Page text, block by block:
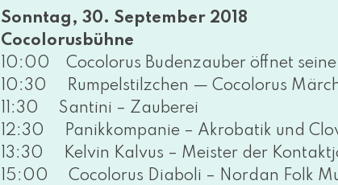
Sonntag, 30. September 2018
Cocolorusbühne
10:00 Cocolorus Budenzauber öff­net sei­ne
10:30 Rumpelstilzchen — Cocolorus
11:30 Santini – Zauberei
12:30 Panikkompanie – Akrobatik und
13:30 Kelvin Kalvus – Meister der
15:00 Cocolorus Diaboli – Nordan Folk